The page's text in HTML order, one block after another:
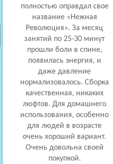
полностью оправдал свое
название «Нежная
Революция». За месяц
занятий по 25-30 минут
прошли боли в спине,
появилась энергия, и
даже давление
нормализовалось. Сборка
качественная, никаких
люфтов. Для домашнего
использования, особенно
для людей в возрасте
очень хороший вариант.
Очень довольна своей
покупкой.